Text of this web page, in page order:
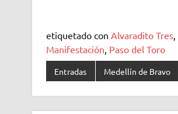
etiquetado con Alvaradito Tres,
Manifestación Paso del Toro
Entradas Medellín de Bravo